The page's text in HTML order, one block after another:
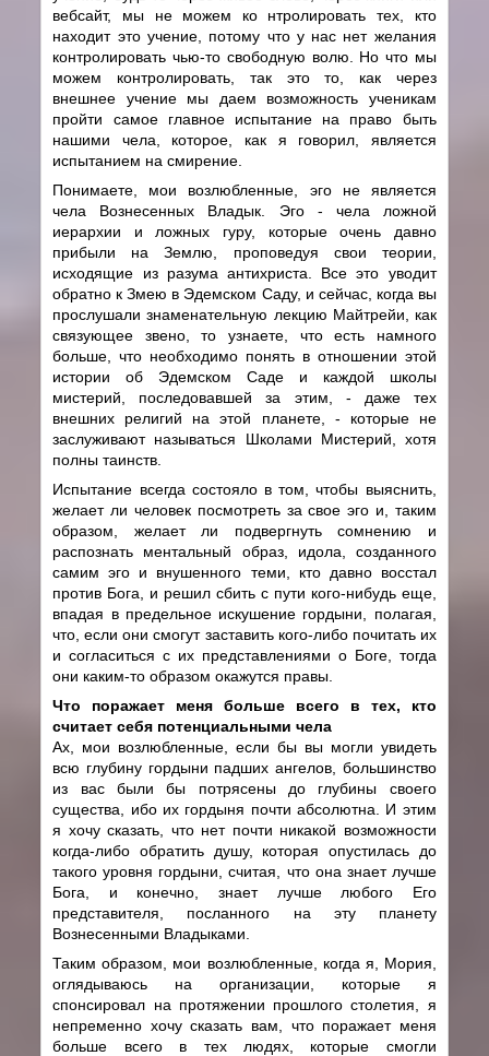
вебсайт, мы не можем ко нтролировать тех, кто
находит это учение, потому что у нас нет желания
контролировать чью-то свободную волю. Но что мы
можем контролировать, так это то, как через
внешнее учение мы даем возможность ученикам
пройти самое главное испытание на право быть
нашими чела, которое, как я говорил, является
испытанием на смирение.
Понимаете, мои возлюбленные, эго не является
чела Вознесенных Владык. Эго - чела ложной
иерархии и ложных гуру, которые очень давно
прибыли на Землю, проповедуя свои теории,
исходящие из разума антихриста. Все это уводит
обратно к Змею в Эдемском Саду, и сейчас, когда вы
прослушали знаменательную лекцию Майтрейи, как
связующее звено, то узнаете, что есть намного
больше, что необходимо понять в отношении этой
истории об Эдемском Саде и каждой школы
мистерий, последовавшей за этим, - даже тех
внешних религий на этой планете, - которые не
заслуживают называться Школами Мистерий, хотя
полны таинств.
Испытание всегда состояло в том, чтобы выяснить,
желает ли человек посмотреть за свое эго и, таким
образом, желает ли подвергнуть сомнению и
распознать ментальный образ, идола, созданного
самим эго и внушенного теми, кто давно восстал
против Бога, и решил сбить с пути кого-нибудь еще,
впадая в предельное искушение гордыни, полагая,
что, если они смогут заставить кого-либо почитать их
и согласиться с их представлениями о Боге, тогда
они каким-то образом окажутся правы.
Что поражает меня больше всего в тех, кто
считает себя потенциальными чела
Ах, мои возлюбленные, если бы вы могли увидеть
всю глубину гордыни падших ангелов, большинство
из вас были бы потрясены до глубины своего
существа, ибо их гордыня почти абсолютна. И этим
я хочу сказать, что нет почти никакой возможности
когда-либо обратить душу, которая опустилась до
такого уровня гордыни, считая, что она знает лучше
Бога, и конечно, знает лучше любого Его
представителя, посланного на эту планету
Вознесенными Владыками.
Таким образом, мои возлюбленные, когда я, Мория,
оглядываюсь на организации, которые я
спонсировал на протяжении прошлого столетия, я
непременно хочу сказать вам, что поражает меня
больше всего в тех людях, которые смогли